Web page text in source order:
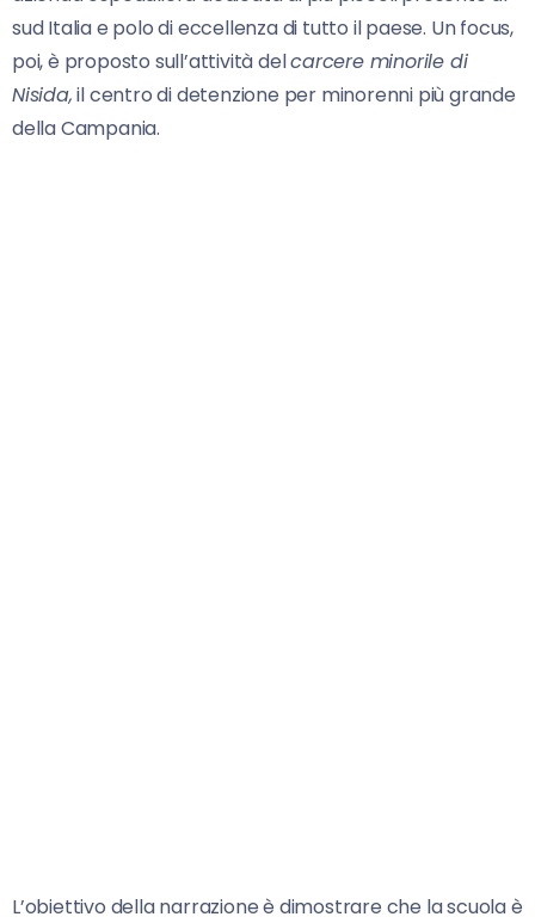
sud Italia e polo di eccellenza di tutto il paese. Un focus,
poi, è proposto sull’attività delcarcere minorile di
Nisida,il centro di detenzione per minorenni più grande
della Campania.
L’obiettivo della narrazione è dimostrare che la scuola è